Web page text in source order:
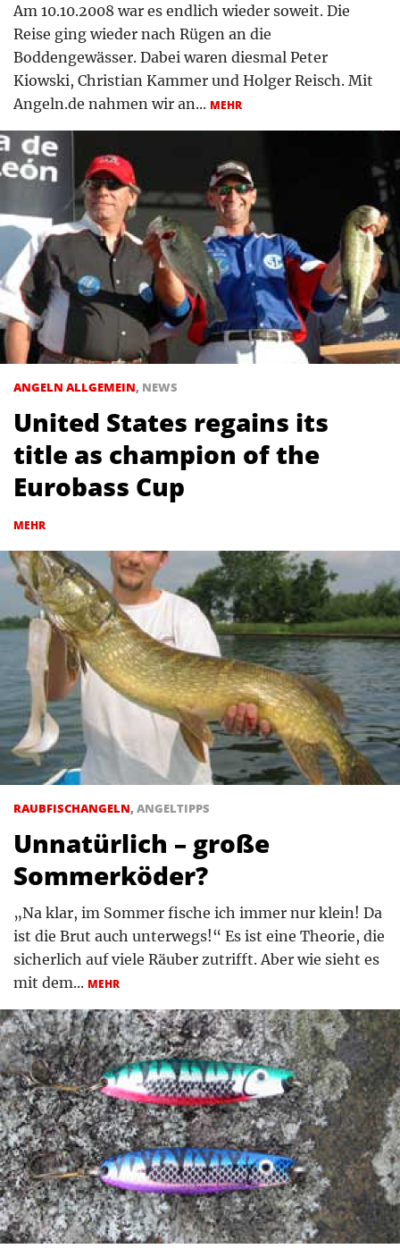
Am 10.10.2008 war es endlich wieder soweit. Die
Reise ging wieder nach Rügen an die
Boddengewässer. Dabei waren diesmal Peter
Kiowski, Christian Kammer und Holger Reisch. Mit
Angeln.de nahmen wir an... MEHR
ANGELN ALLGEMEIN, NEWS
United States regains its
title as champion of the
Eurobass Cup
MEHR
RAUBFISCHANGELN, ANGELTIPPS
Unnatürlich – große
Sommerköder?
„Na klar, im Sommer fische ich immer nur klein! Da
ist die Brut auch unterwegs!“ Es ist eine Theorie, die
sicherlich auf viele Räuber zutrifft. Aber wie sieht es
mit dem... MEHR